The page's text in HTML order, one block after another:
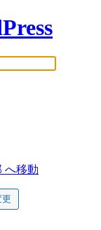
へ移動